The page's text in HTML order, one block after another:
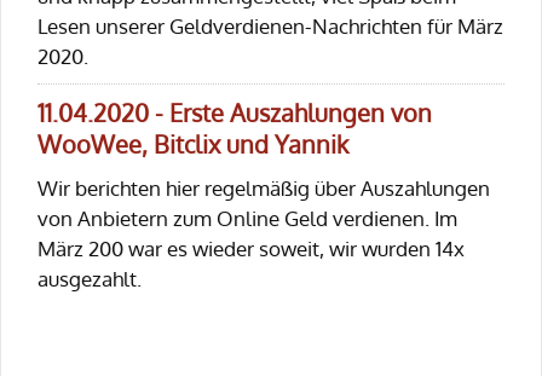
Lesen unserer Geldverdienen-Nachrichten für März
2020.
11.04.2020 - Erste Auszahlungen von
WooWee, Bitclix und Yannik
Wir berichten hier regelmäßig über Auszahlungen
von Anbietern zum Online Geld verdienen. Im
März 200 war es wieder soweit, wir wurden 14x
ausgezahlt.